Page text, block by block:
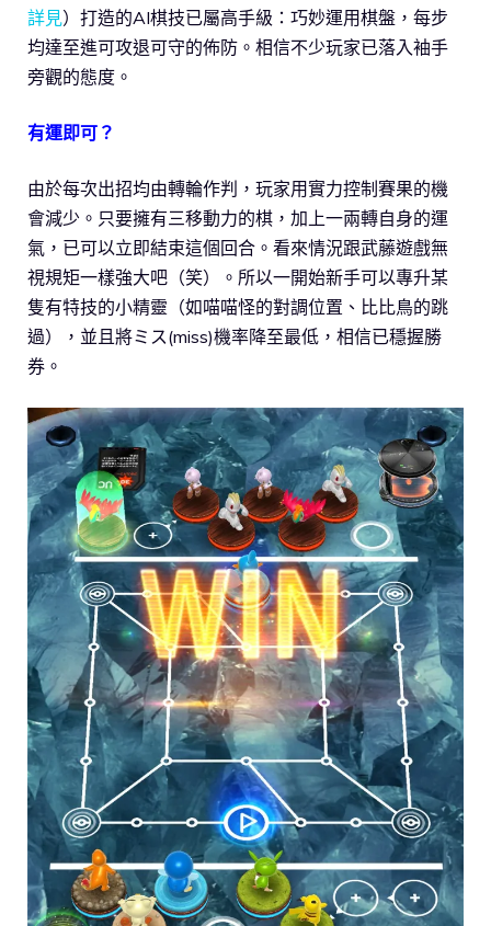
詳見）打造的AI棋技已屬高手級：巧妙運用棋盤，每步
均達至進可攻退可守的佈防。相信不少玩家已落入袖手
旁觀的態度。
有運即可？
由於每次出招均由轉輪作判，玩家用實力控制賽果的機
會減少。只要擁有三移動力的棋，加上一兩轉自身的運
氣，已可以立即結束這個回合。看來情況跟武藤遊戲無
視規矩一樣強大吧（笑）。所以一開始新手可以專升某
隻有特技的小精靈（如喵喵怪的對調位置、比比鳥的跳
過），並且將ミス(miss)機率降至最低，相信已穩握勝
券。